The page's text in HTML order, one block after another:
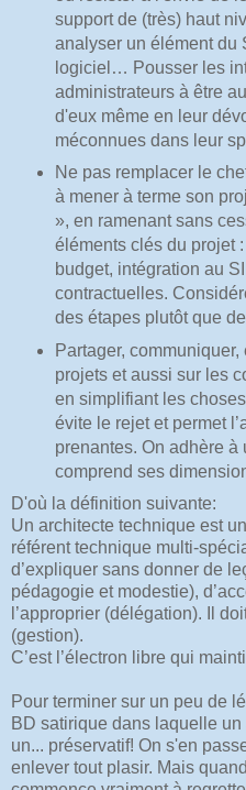
support de (très) haut
analyser un élément du
logiciel… Pousser les
administrateurs à être
d'eux même en leur
méconnues dans leur
Ne pas remplacer le
à mener à terme son
», en ramenant sans
éléments clés du projet
budget, intégration au
contractuelles.
des étapes plutôt que
Partager,
projets et aussi sur les
en simplifiant les
évite le rejet et permet
prenantes. On adhère à
comprend ses
D'où la définition suivante:
Un architecte technique est
référent technique multi-
d’expliquer sans donner de
pédagogie et modestie),
l’approprier (délégation). Il
(gestion).
C’est l’électron libre qui
Pour terminer sur un peu de
BD satirique dans laquelle
un... préservatif! On s'en
enlever tout plasir. Mais